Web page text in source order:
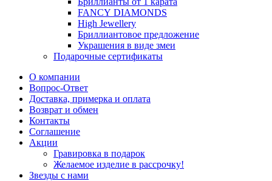
FANCY DIAMONDS
High Jewellery
Бриллиантовое предложение
Украшения в виде змеи
Подарочные сертификаты
О компании
Вопрос-Ответ
Доставка, примерка и оплата
Возврат и обмен
Контакты
Соглашение
Акции
Гравировка в подарок
Желаемое изделие в рассрочку!
Звезды с нами